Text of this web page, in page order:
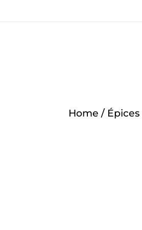
Home / Épices